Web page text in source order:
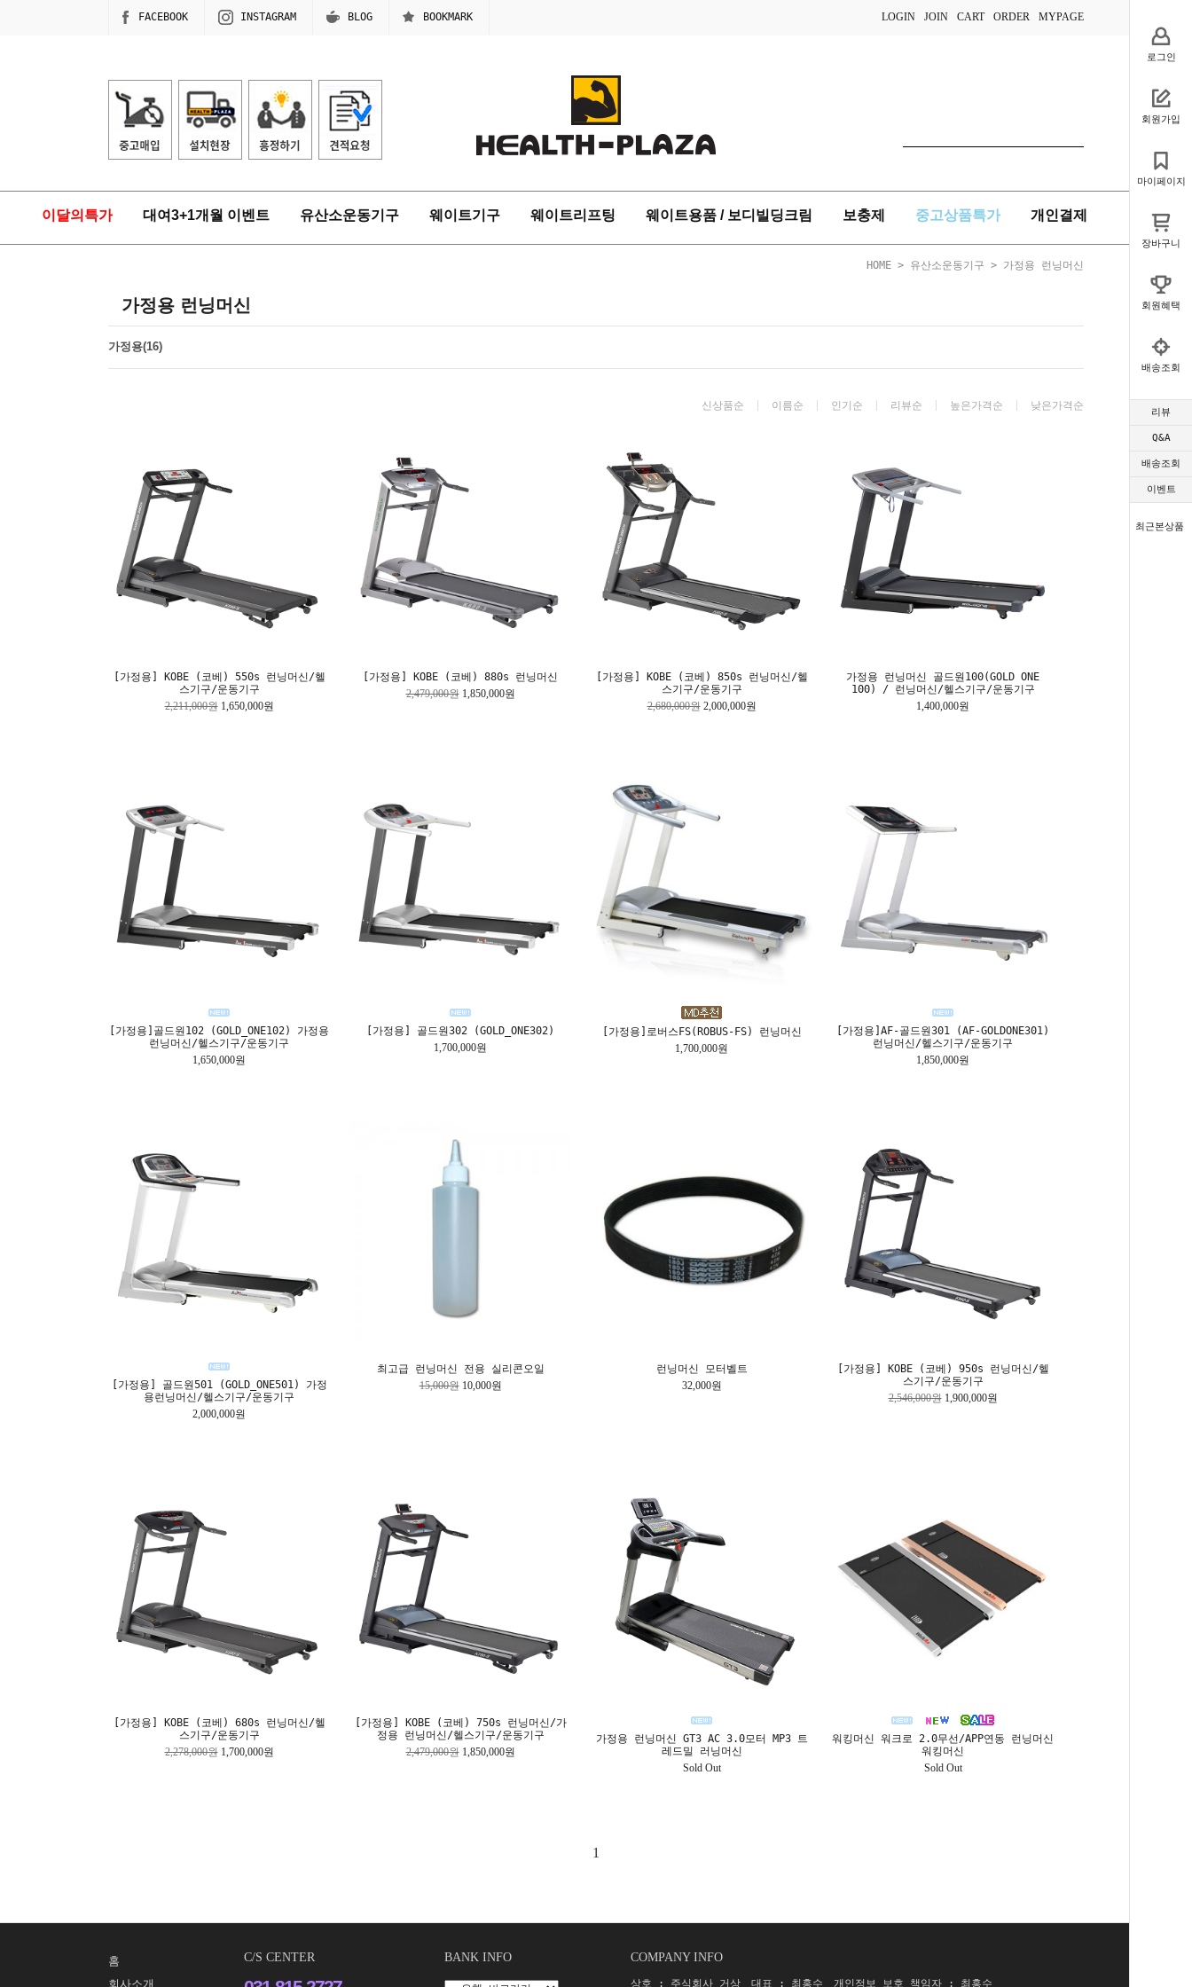
로그인
회원가입
마이페이지
장바구니
회원혜택
배송조회
리뷰
Q&A
배송조회
이벤트
최근본상품
FACEBOOK INSTAGRAM BLOG BOOKMARK LOGIN JOIN CART ORDER MYPAGE
이달의특가 대여3+1개월 이벤트 유산소운동기구 웨이트기구 웨이트리프팅 웨이트용품 / 보디빌딩크림 보충제 중고상품특가 개인결제
HOME > 유산소운동기구 > 가정용 런닝머신
가정용 런닝머신
가정용(16)
신상품순 이름순 인기순 리뷰순 높은가격순 낮은가격순
[가정용] KOBE (코베) 550s 런닝머신/헬
스기구/운동기구
2,211,000원 1,650,000원
[가정용] KOBE (코베) 880s 런닝머신
2,479,000원 1,850,000원
[가정용] KOBE (코베) 850s 런닝머신/헬
스기구/운동기구
2,680,000원 2,000,000원
가정용 런닝머신 골드원100(GOLD ONE
100) / 런닝머신/헬스기구/운동기구
1,400,000원
[가정용]골드원102 (GOLD_ONE102) 가정용
런닝머신/헬스기구/운동기구
1,650,000원
[가정용] 골드원302 (GOLD_ONE302)
1,700,000원
[가정용]로버스FS(ROBUS-FS) 런닝머신
1,700,000원
[가정용]AF-골드원301 (AF-GOLDONE301)
런닝머신/헬스기구/운동기구
1,850,000원
[가정용] 골드원501 (GOLD_ONE501) 가정
용런닝머신/헬스기구/운동기구
2,000,000원
최고급 런닝머신 전용 실리콘오일
15,000원 10,000원
런닝머신 모터벨트
32,000원
[가정용] KOBE (코베) 950s 런닝머신/헬
스기구/운동기구
2,546,000원 1,900,000원
[가정용] KOBE (코베) 680s 런닝머신/헬
스기구/운동기구
2,278,000원 1,700,000원
[가정용] KOBE (코베) 750s 런닝머신/가
정용 런닝머신/헬스기구/운동기구
2,479,000원 1,850,000원
가정용 런닝머신 GT3 AC 3.0모터 MP3 트
레드밀 러닝머신
Sold Out
워킹머신 워크로 2.0무선/APP연동 런닝머신
워킹머신
Sold Out
1
홈
회사소개
C/S CENTER BANK INFO COMPANY INFO
상호 : 주식회사 거상 대표 : 최홍수 개인정보 보호 책임자 : 최홍수